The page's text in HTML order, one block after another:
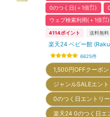
0のつく日(＋1倍㌽)
ウェブ検索利用(＋1倍㌽)
4114ポイント 送料無料
楽天24 ベビー館
6625件
1,500円OFFクーポン
ジャンルSALEエン
0のつく日エントリ
楽天24 0のつく日